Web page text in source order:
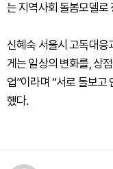
는 지역사회 돌봄모델로
신혜숙 서울시 고독대응
게는 일상의 변화를, 상
업”이라며 “서로 돌보고
했다.